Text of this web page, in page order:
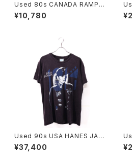
Used 80s CANADA RAMPA
GE Yellow×Black Pique Mi
ddle Design Jacket Size S
¥10,780
Used 90s USA HANES JAN
ET JACKSON 1990 RHYTH
M NATION 1814 TOUR T-S
¥37,400
T-